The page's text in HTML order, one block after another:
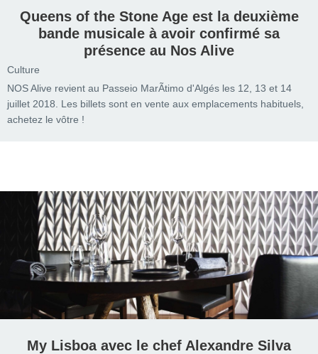
Queens of the Stone Age est la deuxième
bande musicale à avoir confirmé sa
présence au Nos Alive
Culture
NOS Alive revient au Passeio MarÃ­timo d'Algés les 12, 13 et 14
juillet 2018. Les billets sont en vente aux emplacements habituels,
achetez le vôtre !
My Lisboa avec le chef Alexandre Silva